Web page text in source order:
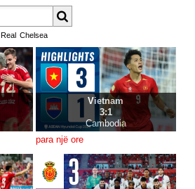
Real Chelsea
Vietnam
3:1
Cambodia
para një ore